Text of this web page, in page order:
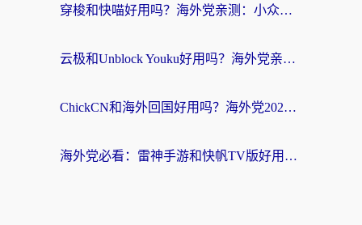
穿梭和快喵好用吗？海外党亲测：小众加速器对比+番茄加速器深度体验
云极和Unblock Youku好用吗？海外党亲测+2026回国加速器避坑指南
ChickCN和海外回国好用吗？海外党2026亲测：从手游到影音，选对加速器的3个关键
海外党必看：雷神手游和快帆TV版好用吗？3步选对回国加速器不踩坑